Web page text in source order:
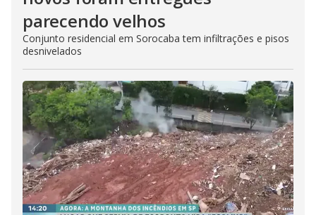
parecendo velhos
Conjunto residencial em Sorocaba tem infiltrações e pisos
desnivelados